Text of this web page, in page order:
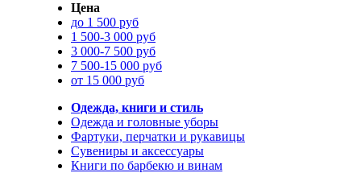
Цена
до 1 500 руб
1 500-3 000 руб
3 000-7 500 руб
7 500-15 000 руб
от 15 000 руб
Одежда, книги и стиль
Одежда и головные уборы
Фартуки, перчатки и рукавицы
Сувениры и аксессуары
Книги по барбекю и винам